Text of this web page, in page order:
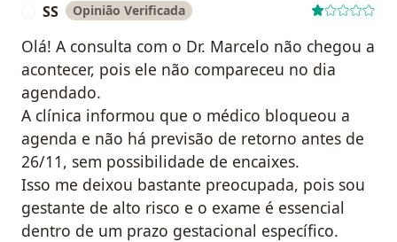
SS Opinião Verificada
Olá! A consulta com o Dr. Marcelo não chegou a
acontecer, pois ele não compareceu no dia
agendado.
A clínica informou que o médico bloqueou a
agenda e não há previsão de retorno antes de
26/11, sem possibilidade de encaixes.
Isso me deixou bastante preocupada, pois sou
gestante de alto risco e o exame é essencial
dentro de um prazo gestacional específico.